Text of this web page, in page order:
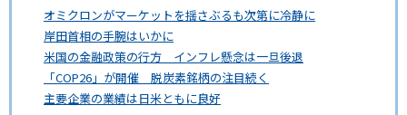
オミクロンがマーケットを揺さぶるも次第に冷静に
岸田首相の手腕はいかに
米国の金融政策の行方 インフレ懸念は一旦後退
「COP26」が開催 脱炭素銘柄の注目続く
主要企業の業績は日米ともに良好